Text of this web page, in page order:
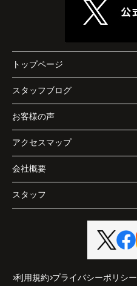
トップページ
スタッフブログ
お客様の声
アクセスマップ
会社概要
スタッフ
利用規約 プライバシーポリシー